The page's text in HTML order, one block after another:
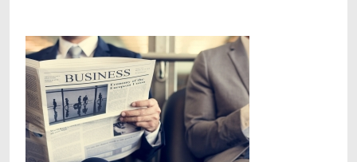
Link